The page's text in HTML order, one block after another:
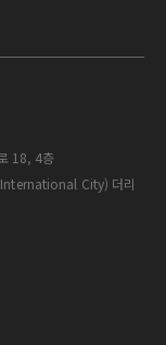
18, 4층
City) 더리